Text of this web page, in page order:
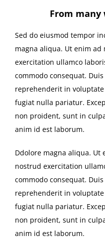
From many
Sed do eiusmod tempor
magna aliqua. Ut enim
exercitation ullamco
commodo consequat.
reprehenderit in
fugiat nulla pariatur.
non proident, sunt in
anim id est laborum.
Ddolore magna aliqua. Ut
nostrud exercitation
commodo consequat.
reprehenderit in
fugiat nulla pariatur.
non proident, sunt in
anim id est laborum.